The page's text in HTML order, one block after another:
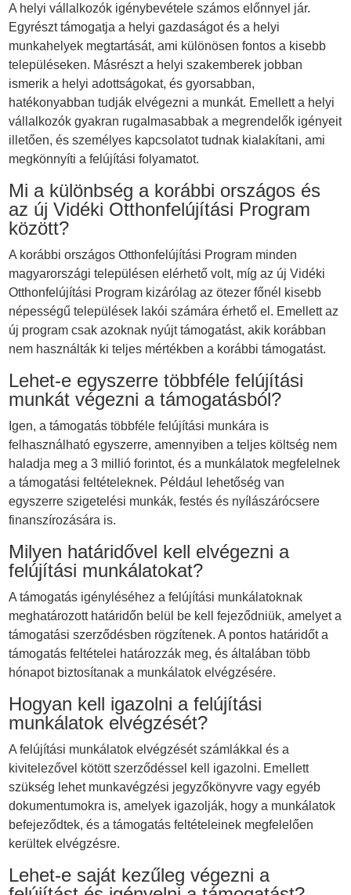
A helyi vállalkozók igénybevétele számos előnnyel jár.
Egyrészt támogatja a helyi gazdaságot és a helyi
munkahelyek megtartását, ami különösen fontos a kisebb
településeken. Másrészt a helyi szakemberek jobban
ismerik a helyi adottságokat, és gyorsabban,
hatékonyabban tudják elvégezni a munkát. Emellett a helyi
vállalkozók gyakran rugalmasabbak a megrendelők igényeit
illetően, és személyes kapcsolatot tudnak kialakítani, ami
megkönnyíti a felújítási folyamatot.
Mi a különbség a korábbi országos és
az új Vidéki Otthonfelújítási Program
között?
A korábbi országos Otthonfelújítási Program minden
magyarországi településen elérhető volt, míg az új Vidéki
Otthonfelújítási Program kizárólag az ötezer főnél kisebb
népességű települések lakói számára érhető el. Emellett az
új program csak azoknak nyújt támogatást, akik korábban
nem használták ki teljes mértékben a korábbi támogatást.
Lehet-e egyszerre többféle felújítási
munkát végezni a támogatásból?
Igen, a támogatás többféle felújítási munkára is
felhasználható egyszerre, amennyiben a teljes költség nem
haladja meg a 3 millió forintot, és a munkálatok megfelelnek
a támogatási feltételeknek. Például lehetőség van
egyszerre szigetelési munkák, festés és nyílászárócsere
finanszírozására is.
Milyen határidővel kell elvégezni a
felújítási munkálatokat?
A támogatás igényléséhez a felújítási munkálatoknak
meghatározott határidőn belül be kell fejeződniük, amelyet a
támogatási szerződésben rögzítenek. A pontos határidőt a
támogatás feltételei határozzák meg, és általában több
hónapot biztosítanak a munkálatok elvégzésére.
Hogyan kell igazolni a felújítási
munkálatok elvégzését?
A felújítási munkálatok elvégzését számlákkal és a
kivitelezővel kötött szerződéssel kell igazolni. Emellett
szükség lehet munkavégzési jegyzőkönyvre vagy egyéb
dokumentumokra is, amelyek igazolják, hogy a munkálatok
befejeződtek, és a támogatás feltételeinek megfelelően
kerültek elvégzésre.
Lehet-e saját kezűleg végezni a